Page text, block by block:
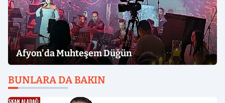
Afyon'da Muhteşem Düğün
BUNLARA DA BAKIN